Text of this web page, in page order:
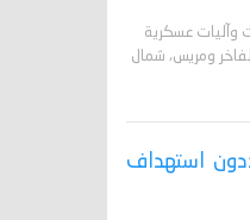
وآليات عسكرية
ومريس، شمال
استهداف